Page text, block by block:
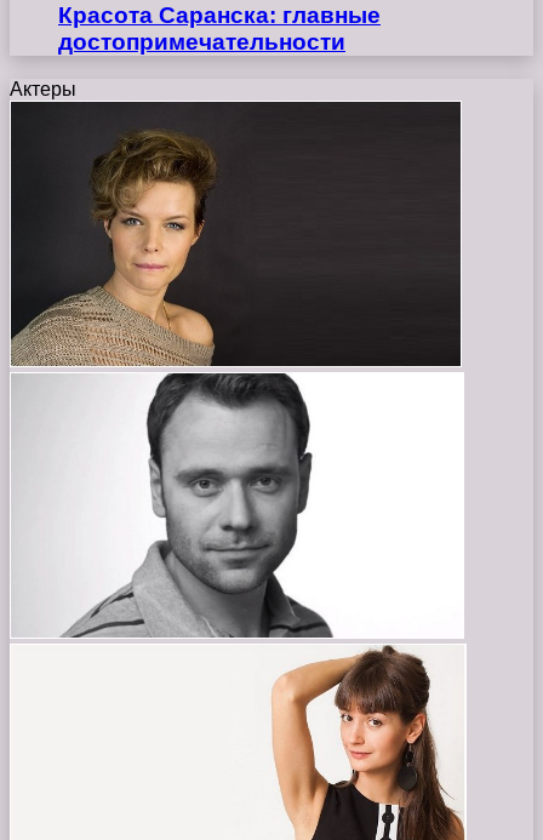
Красота Саранска: главные
достопримечательности
Актеры